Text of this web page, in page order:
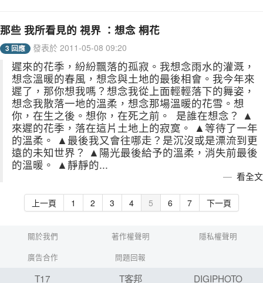
那些 我所看見的 視界 ：想念 桐花
3 回應 發表於 2011-05-08 09:20
遲來的花季，紛紛飄落的孤寂。我想念雨水的灌溉，
想念溫暖的春風，想念與土地的最後相會。我今年來
遲了，那你想我嗎？想念我從上面輕輕落下的舞姿，
想念我散落一地的溫柔，想念那場溫暖的花雪。想
你，在生之後。想你，在死之前。 是誰在想念？ ▲
來遲的花季，落在這片土地上的寂寞。 ▲等待了一年
的溫柔。 ▲最後我又會往哪走？是沉沒或是漂流到更
遠的未知世界？ ▲陽光最後給予的溫柔，消失前最後
的溫暖。 ▲靜靜的...
看全文
上一頁 1 2 3 4 5 6 7 下一頁
關於我們 著作權聲明
隱私權聲明
廣告合作
問題回報
T17 T客邦 DIGIPHOTO